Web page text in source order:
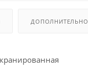
ДОПОЛНИТЕЛЬНО